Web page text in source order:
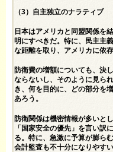
（3）自主独立のナラティブ
日本はアメリカと同盟関係を
明にすべきだ。特に、民主主
な距離を取り、アメリカに依
防衛費の増額についても、決
ならないし、そのように見ら
き、何を目的に、どの部分を
あろう。
防衛関係は機密情報が多いと
「国家安全の優先」を言い訳
る。特に、急激に予算が膨ら
会計監査も不十分になりやす